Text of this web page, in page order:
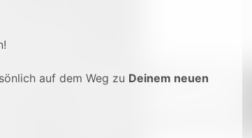
auf dem Weg zu Deinem neuen